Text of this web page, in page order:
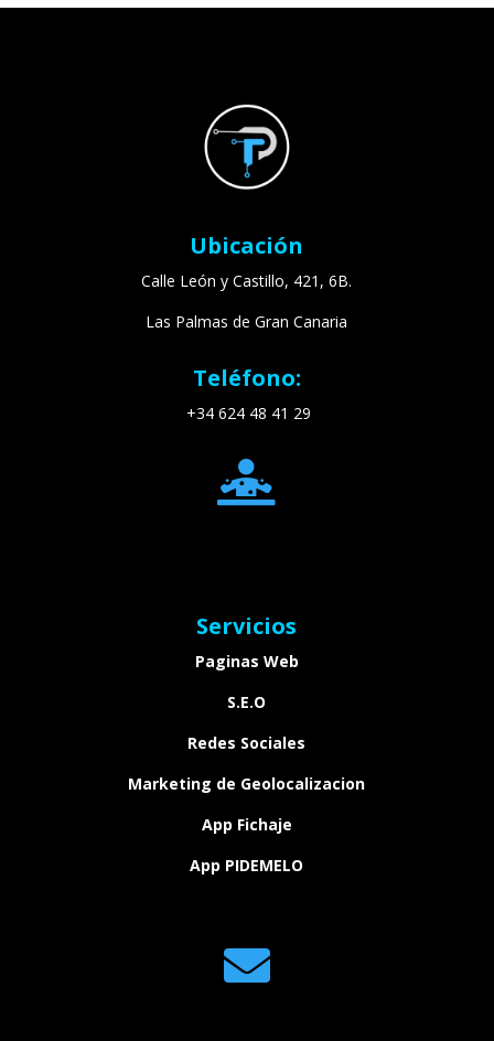
i
!
Ubicación
Calle León y Castillo, 421, 6B.
Las Palmas de Gran Canaria
Teléfono:
+34 624 48 41 29

Servicios
Paginas Web
S.E.O
Redes Sociales
Marketing de Geolocalizacion
App Fichaje
App PIDEMELO
